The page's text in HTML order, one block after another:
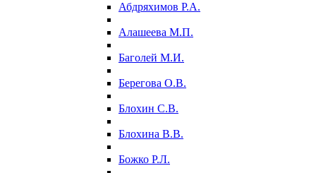
Абдряхимов Р.А.
Алашеева М.П.
Баголей М.И.
Берегова О.В.
Блохин С.В.
Блохина В.В.
Божко Р.Л.